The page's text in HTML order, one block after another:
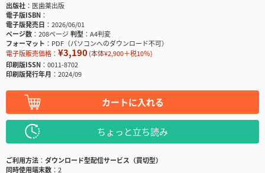
出版社
医歯薬出版
電子版ISBN
電子版発売日
2026/06/01
ページ数
208ページ判型
A4判変
フォーマット
PDF（パソコンへのダウンロード不可）
電子版販売価格： ¥3,190(本体¥2,900＋税10％)
印刷版ISSN
0011-8702
印刷版発行年月
2024/09
カートに入れる
ちょっと立ち読み
ご利用方法
ダウンロード型配信サービス（買切型）
同時使用端末数
2